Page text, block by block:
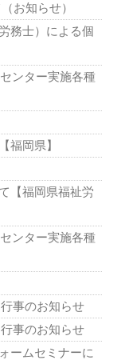
お知らせ）
務士）による個
ンター実施各種
福岡県】
【福岡県福祉労
ンター実施各種
事のお知らせ
事のお知らせ
ームセミナーに